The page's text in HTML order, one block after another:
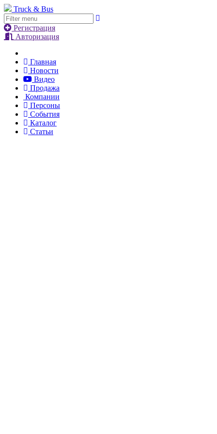
Truck & Bus
Регистрация
Авторизация
Главная
Новости
Видео
Продажа
Компании
Персоны
События
Каталог
Статьи